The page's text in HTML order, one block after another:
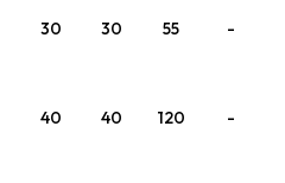
30 30 55 -
40 40 120 -